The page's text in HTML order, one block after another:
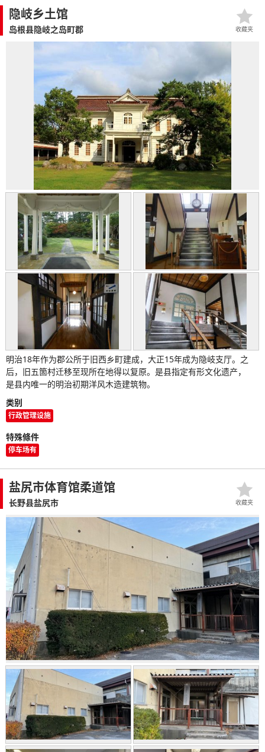
隐岐乡土馆
岛根县隐岐之岛町郡
明治18年作为郡公所于旧西乡町建成，大正15年成为隐岐支厅。之
后，旧五箇村迁移至现所在地得以复原。是县指定有形文化遗产，
是县内唯一的明治初期洋风木造建筑物。
类别
行政管理设施
特殊條件
停车场有
收藏夹
盐尻市体育馆柔道馆
长野县盐尻市 收藏夹